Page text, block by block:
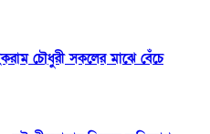
চৌধুরী সকলের মাঝে বেঁচে